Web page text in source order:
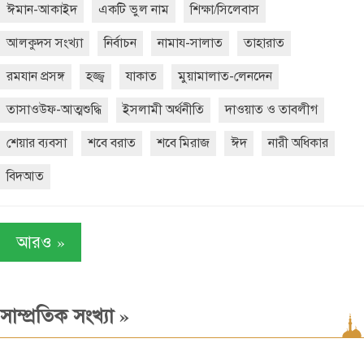
ঈমান-আকাইদ একটি ভুল নাম শিক্ষা/সিলেবাস
আলকুদস সংখ্যা নির্বাচন নামায-সালাত তাহারাত
রমযান প্রসঙ্গ হজ্জ্ব যাকাত মুয়ামালাত-লেনদেন
তাসাওউফ-আত্মশুদ্ধি ইসলামী অর্থনীতি দাওয়াত ও তাবলীগ
শেয়ার ব্যবসা শবে বরাত শবে মিরাজ ঈদ নারী অধিকার
বিদআত
আরও »
সাম্প্রতিক সংখ্যা»